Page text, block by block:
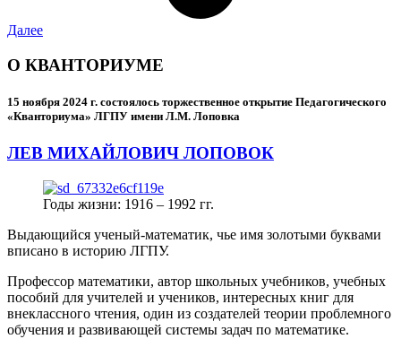
Далее
О КВАНТОРИУМЕ
15 ноября 2024 г. состоялось торжественное открытие Педагогического
«Кванториума» ЛГПУ имени Л.М. Лоповка
ЛЕВ МИХАЙЛОВИЧ ЛОПОВОК
Годы жизни: 1916 – 1992 гг.
Выдающийся ученый-математик, чье имя золотыми буквами
вписано в историю ЛГПУ.
Профессор математики, автор школьных учебников, учебных
пособий для учителей и учеников, интересных книг для
внеклассного чтения, один из создателей теории проблемного
обучения и развивающей системы задач по математике.